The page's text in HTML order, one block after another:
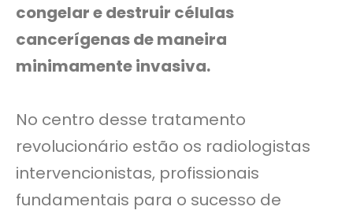
congelar e destruir células
cancerígenas de maneira
minimamente invasiva.
No centro desse tratamento
revolucionário estão os radiologistas
intervencionistas, profissionais
fundamentais para o sucesso de